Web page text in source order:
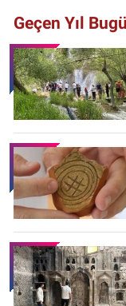
Geçen Yıl